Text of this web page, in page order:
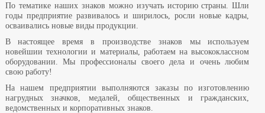
По тематике наших знаков можно изучать историю страны. Шли
годы предприятие развивалось и ширилось, росли новые кадры,
осваивались новые виды продукции.
В настоящее время в производстве знаков мы используем
новейшии технологии и материалы, работаем на высококлассном
оборудовании. Мы профессионалы своего дела и очень любим
свою работу!
На нашем предприятии выполняются заказы по изготовлению
нагрудных значков, медалей, общественных и гражданских,
ведомственных и корпоративных знаков.